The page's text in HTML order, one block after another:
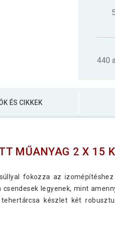
440
ÉS CIKKEK
MŰANYAG 2 X 15
fokozza az
legyenek, mint
készlet két